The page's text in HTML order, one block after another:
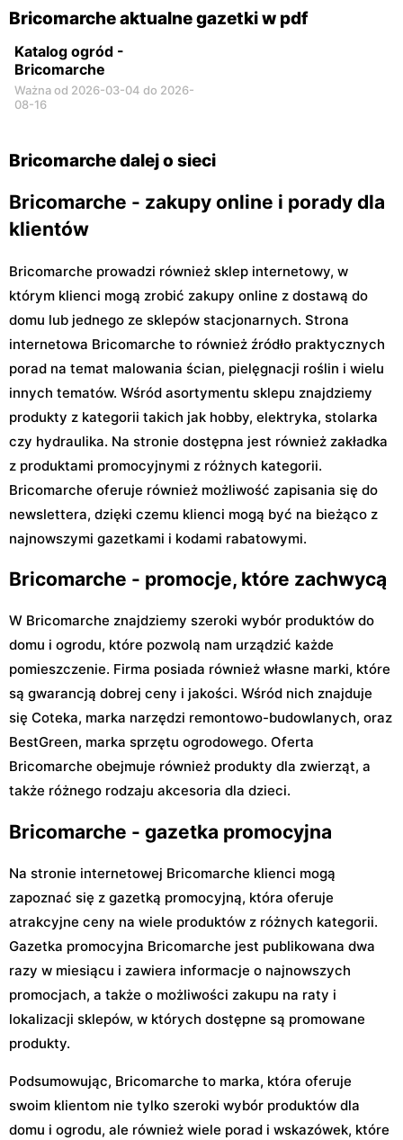
Biała Podlaska, ul.
Sportowa 6
Ostrowiec Świętokrzyski,
ul. Jana Kilińskiego 22 F
Bricomarche aktualne gazetki w pdf
Katalog ogród -
Bricomarche
Ważna od 2026-03-04 do 2026-
08-16
Bricomarche dalej o sieci
Bricomarche - zakupy online i porady dla
klientów
Bricomarche prowadzi również sklep internetowy, w
którym klienci mogą zrobić zakupy online z dostawą do
domu lub jednego ze sklepów stacjonarnych. Strona
internetowa Bricomarche to również źródło praktycznych
porad na temat malowania ścian, pielęgnacji roślin i wielu
innych tematów. Wśród asortymentu sklepu znajdziemy
produkty z kategorii takich jak hobby, elektryka, stolarka
czy hydraulika. Na stronie dostępna jest również zakładka
z produktami promocyjnymi z różnych kategorii.
Bricomarche oferuje również możliwość zapisania się do
newslettera, dzięki czemu klienci mogą być na bieżąco z
najnowszymi gazetkami i kodami rabatowymi.
Bricomarche - promocje, które zachwycą
W Bricomarche znajdziemy szeroki wybór produktów do
domu i ogrodu, które pozwolą nam urządzić każde
pomieszczenie. Firma posiada również własne marki, które
są gwarancją dobrej ceny i jakości. Wśród nich znajduje
się Coteka, marka narzędzi remontowo-budowlanych, oraz
BestGreen, marka sprzętu ogrodowego. Oferta
Bricomarche obejmuje również produkty dla zwierząt, a
także różnego rodzaju akcesoria dla dzieci.
Bricomarche - gazetka promocyjna
Na stronie internetowej Bricomarche klienci mogą
zapoznać się z gazetką promocyjną, która oferuje
atrakcyjne ceny na wiele produktów z różnych kategorii.
Gazetka promocyjna Bricomarche jest publikowana dwa
razy w miesiącu i zawiera informacje o najnowszych
promocjach, a także o możliwości zakupu na raty i
lokalizacji sklepów, w których dostępne są promowane
produkty.
Podsumowując, Bricomarche to marka, która oferuje
swoim klientom nie tylko szeroki wybór produktów dla
domu i ogrodu, ale również wiele porad i wskazówek, które